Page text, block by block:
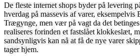
De fleste internet shops byder på levering
hverdag på massevis af varer,
Trægynge, men vær på vagt da det
realiseres forinden et fastslået klokkeslæt,
sandsynligvis kan nå at få de nye varer
tager hjem.